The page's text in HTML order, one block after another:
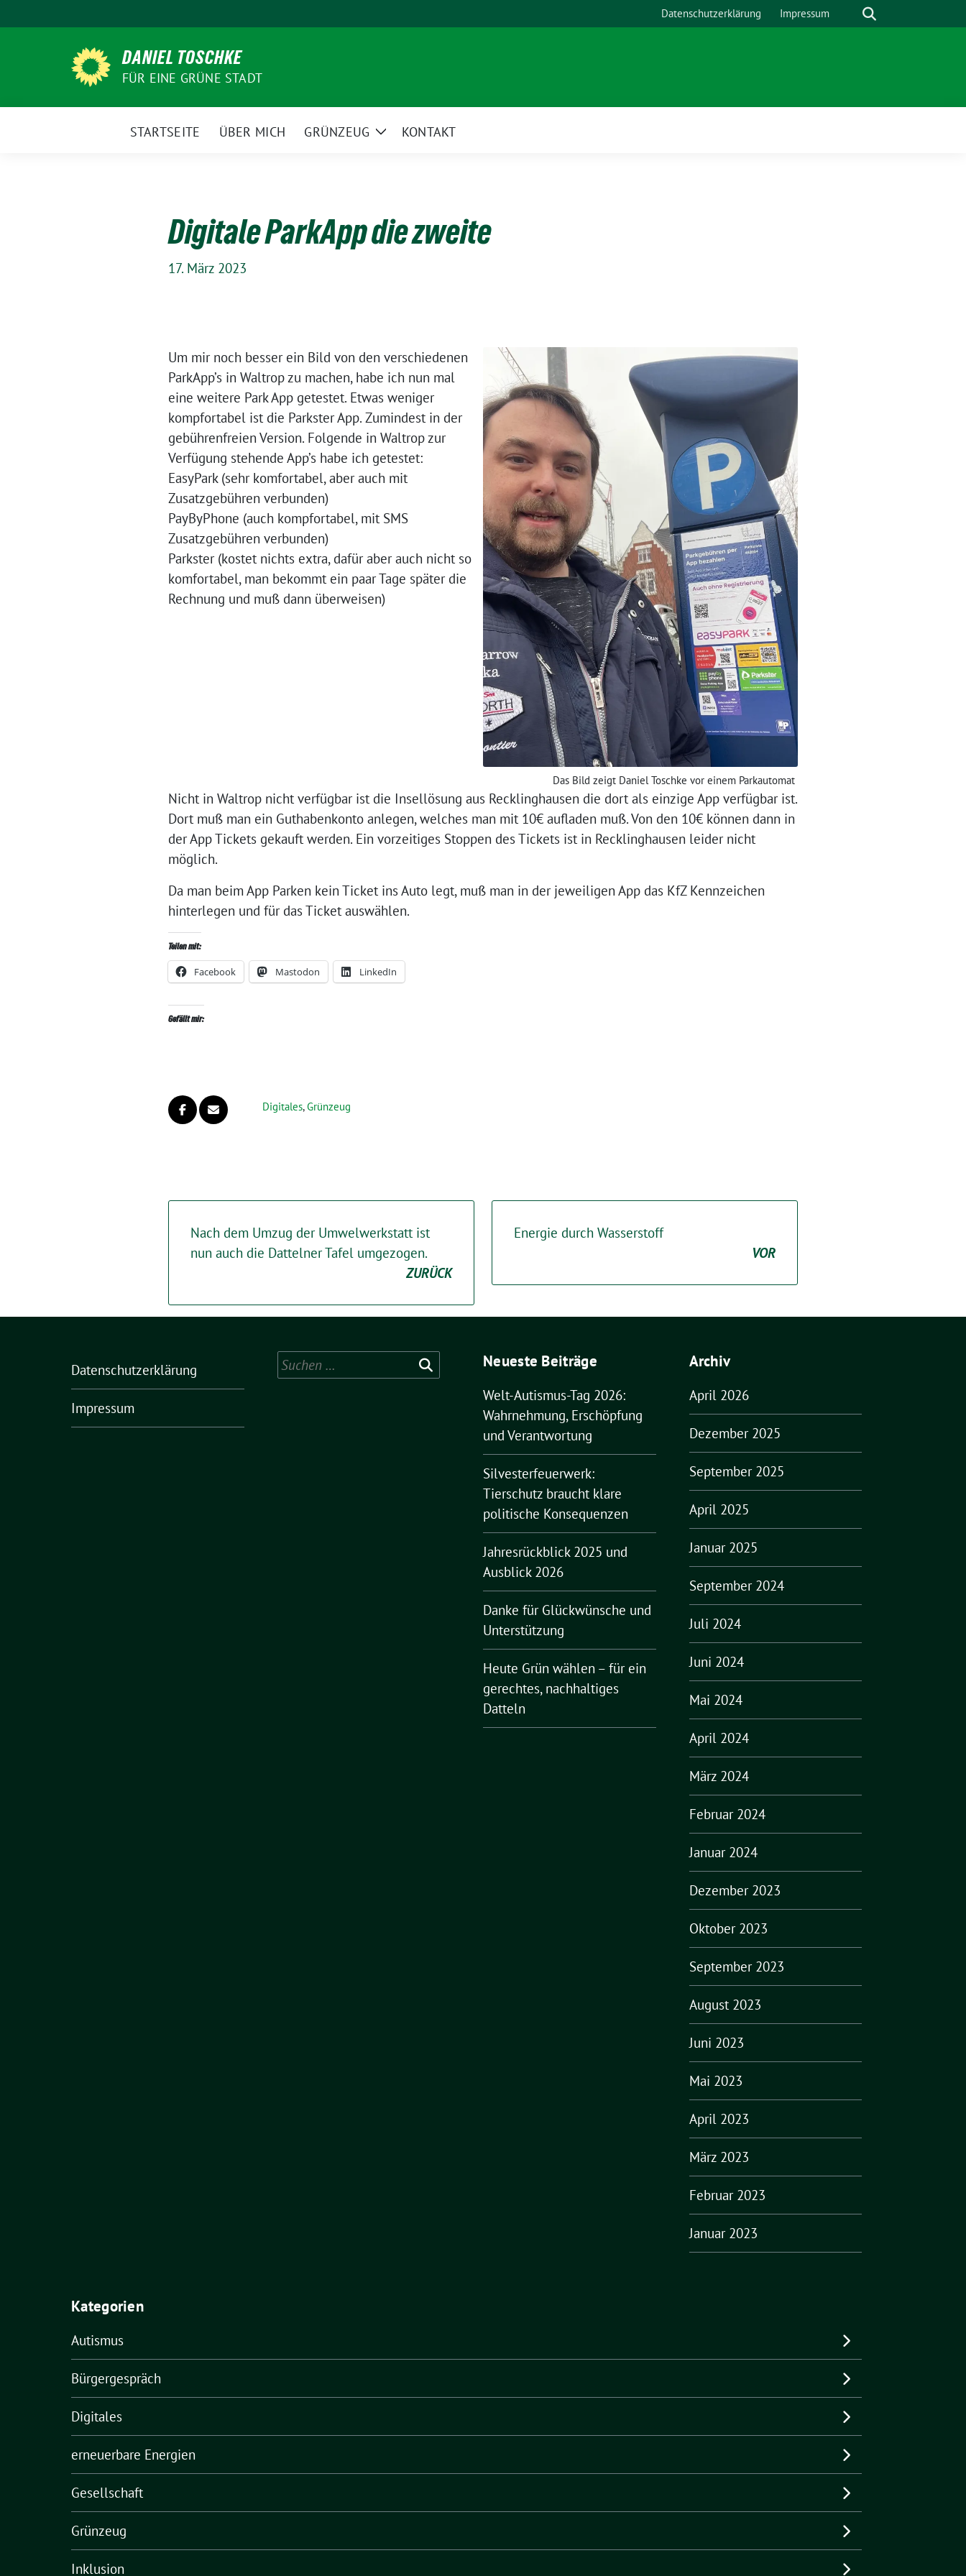
zum
Datenschutzerklärung Impressum Suche
DANIEL TOSCHKE
FÜR EINE GRÜNE STADT
STARTSEITE ÜBER MICH GRÜNZEUG
ZeigeKONTAKT
Digitale ParkApp die zweite
17. März 2023
Um mir noch besser ein Bild von den verschiedenen
ParkApp’s in Waltrop zu machen, habe ich nun mal
eine weitere Park App getestet. Etwas weniger
kompfortabel ist die Parkster App. Zumindest in der
gebührenfreien Version. Folgende in Waltrop zur
Verfügung stehende App’s habe ich getestet:
EasyPark (sehr komfortabel, aber auch mit
Zusatzgebühren verbunden)
PayByPhone (auch kompfortabel, mit SMS
Zusatzgebühren verbunden)
Parkster (kostet nichts extra, dafür aber auch nicht so
komfortabel, man bekommt ein paar Tage später die
Rechnung und muß dann überweisen)
Das Bild zeigt Daniel Toschke vor einem Parkautomat
Nicht in Waltrop nicht verfügbar ist die Insellösung aus Recklinghausen die dort als einzige App verfügbar ist.
Dort muß man ein Guthabenkonto anlegen, welches man mit 10€ aufladen muß. Von den 10€ können dann in
der App Tickets gekauft werden. Ein vorzeitiges Stoppen des Tickets ist in Recklinghausen leider nicht
möglich.
Da man beim App Parken kein Ticket ins Auto legt, muß man in der jeweiligen App das KfZ Kennzeichen
hinterlegen und für das Ticket auswählen.
Teilen mit:
Facebook Mastodon LinkedIn
Gefällt mir:
Digitales,Grünzeug
Nach dem Umzug der Umwelwerkstatt ist
nun auch die Dattelner Tafel umgezogen.
ZURÜCK
Energie durch Wasserstoff
VOR
Datenschutzerklärung
Impressum
Suchen
nach:
Neueste Beiträge
Welt-Autismus-Tag 2026:
Wahrnehmung, Erschöpfung
und Verantwortung
Silvesterfeuerwerk:
Tierschutz braucht klare
politische Konsequenzen
Jahresrückblick 2025 und
Ausblick 2026
Danke für Glückwünsche und
Unterstützung
Heute Grün wählen – für ein
gerechtes, nachhaltiges
Datteln
Archiv
April 2026
Dezember 2025
September 2025
April 2025
Januar 2025
September 2024
Juli 2024
Juni 2024
Mai 2024
April 2024
März 2024
Februar 2024
Januar 2024
Dezember 2023
Oktober 2023
September 2023
August 2023
Juni 2023
Mai 2023
April 2023
März 2023
Februar 2023
Januar 2023
Kategorien
Autismus
Bürgergespräch
Digitales
erneuerbare Energien
Gesellschaft
Grünzeug
Inklusion